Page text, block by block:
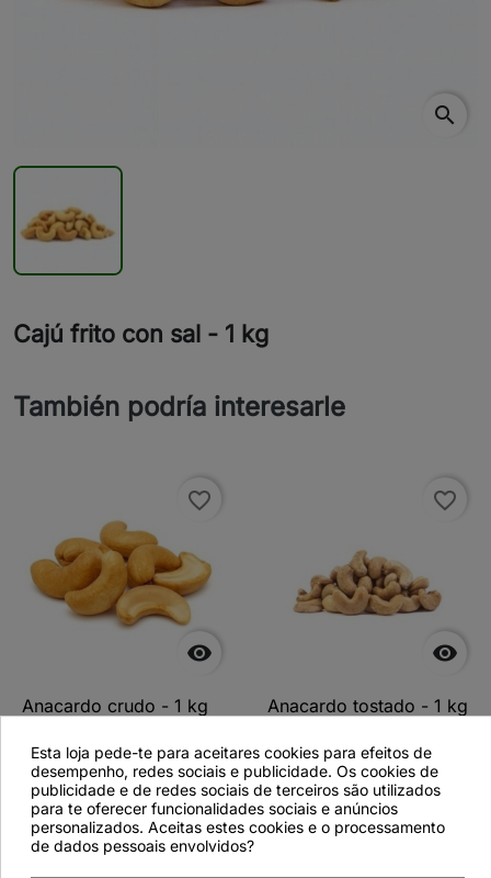
search
Cajú frito con sal - 1 kg
También podría interesarle

favorite_border
Anacardo crudo - 1 kg
Ver más detalles

favorite_border
Anacardo tostado - 1 kg
Ver más detalles
Esta loja pede-te para aceitares cookies para efeitos de
desempenho, redes sociais e publicidade. Os cookies de
publicidade e de redes sociais de terceiros são utilizados
para te oferecer funcionalidades sociais e anúncios
personalizados. Aceitas estes cookies e o processamento
de dados pessoais envolvidos?